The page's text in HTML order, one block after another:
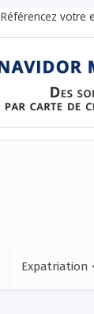
Référencez votre
Expatriation